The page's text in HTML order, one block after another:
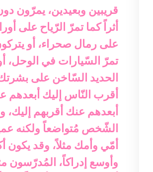
قريبين وبعيدين، يمرّون
أثراً كما تمرّ الرّياح على
على رمال صحراء، أو
تمرّ السّيارات في الوحل،
الحديد السّاخن على
أقرب النّاس إليك أبعدهم
أبعدهم عنك أقربهم إليك،
الشّخص مُتواضعاً ولكنه
أمّي وأمك مثلاً، وقد يكون
وأوسع إدراكاً، المُدرّسون